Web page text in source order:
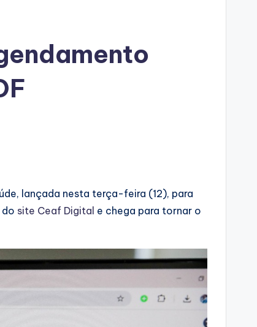
lançada nesta terça-feira (12), para
site Ceaf Digital e chega para tornar o